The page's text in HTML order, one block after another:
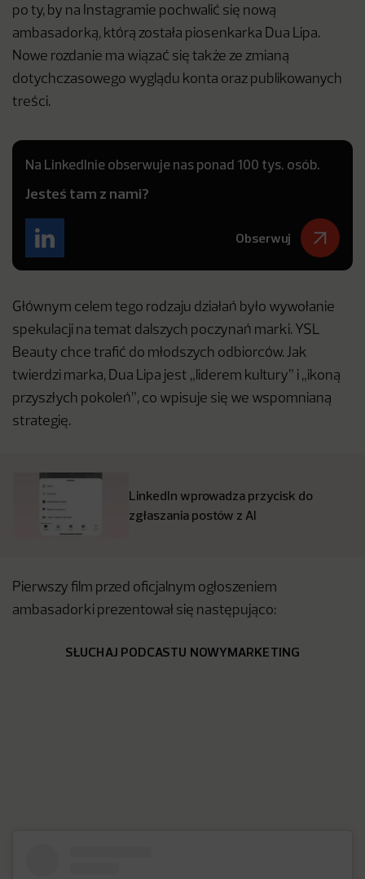
po ty, by na Instagramie pochwalić się nową
ambasadorką, którą została piosenkarka Dua Lipa.
Nowe rozdanie ma wiązać się także ze zmianą
dotychczasowego wyglądu konta oraz publikowanych
treści.
Na LinkedInie obserwuje nas ponad 100 tys. osób.
Jesteś tam z nami?
Obserwuj
Głównym celem tego rodzaju działań było wywołanie
spekulacji na temat dalszych poczynań marki. YSL
Beauty chce trafić do młodszych odbiorców. Jak
twierdzi marka, Dua Lipa jest „liderem kultury” i „ikoną
przyszłych pokoleń”, co wpisuje się we wspomnianą
strategię.
LinkedIn wprowadza przycisk do
zgłaszania postów z AI
Pierwszy film przed oficjalnym ogłoszeniem
ambasadorki prezentował się następująco:
SŁUCHAJ PODCASTU NOWYMARKETING